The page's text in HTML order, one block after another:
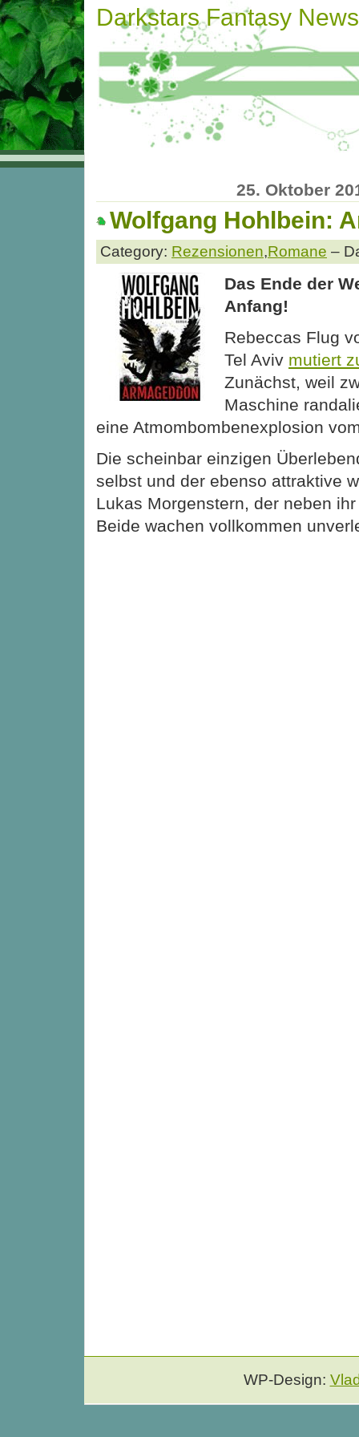
Darkstars Fantasy News
25. Oktober
Wolfgang Hohlbein:
Category: Rezensionen,Romane –
Das Ende der
Anfang!
Rebeccas Flug
Tel Aviv mutiert
Zunächst, weil
Maschine
eine Atmombombenexplosion
Die scheinbar einzigen
selbst und der ebenso attraktive
Lukas Morgenstern, der neben
Beide wachen vollkommen
WP-Design: